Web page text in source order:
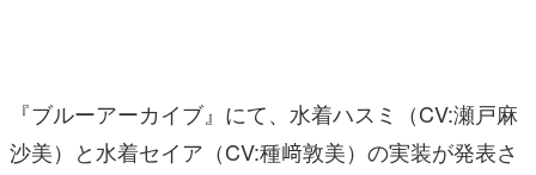
アプリレビュー
『ブルーアーカイブ』にて、水着ハスミ（CV:瀬戸麻
沙美）と水着セイア（CV:種﨑敦美）の実装が発表さ